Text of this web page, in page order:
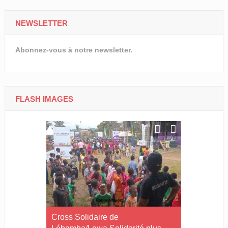
NEWSLETTER
Abonnez-vous à notre newsletter.
FLASH IMAGES
Cross Solidaire de